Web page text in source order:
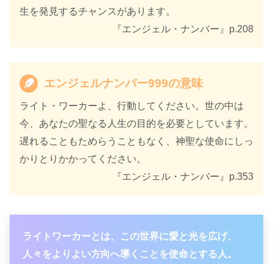
書籍名
ー 数字に秘められた幸運のメッセ
訳者 島津公美
出版社 ダイヤモンド社
生を発見するチャンスがあります。
『エンジェル・ナンバー』p.208
エンジェルナンバー999の意味
ライト・ワーカーよ、行動してください。世の中は
今、あなたの聖なる人生の目的を必要としています。
遅れることもためらうこともなく、神聖な使命にしっ
かりとりかかってください。
『エンジェル・ナンバー』p.353
ライトワーカーとは、この世界に愛と光を広げ、
人々をよりよい方向へ導くことを使命とする人。